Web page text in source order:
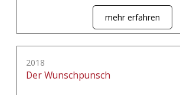
mehr erfahren
2018
Der Wunschpunsch